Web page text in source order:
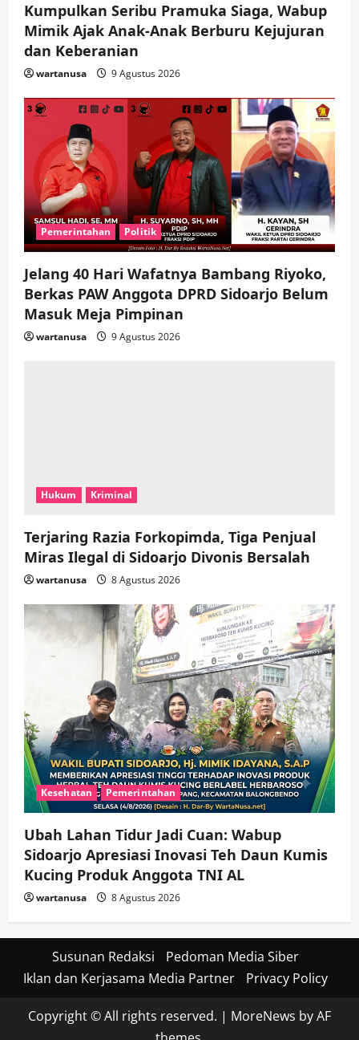
4
Tumplek Blek di Bazar Rakyat Jalan
Jambu, Borong Kuliner UMKM Sambil
Nonton Jaranan!
wartanusa
5
Pemkab Sidoarjo & Muhammadiyah
Sinergi Permudah Perizinan, Wakaf,
hingga Hibah
wartanusa 4 Agustus 2026
Kumpulkan Seribu Pramuka Siaga, Wabup
Mimik Ajak Anak-Anak Berburu Kejujuran
dan Keberanian
wartanusa 9 Agustus 2026
Pemerintahan Politik
Jelang 40 Hari Wafatnya Bambang Riyoko,
Berkas PAW Anggota DPRD Sidoarjo Belum
Masuk Meja Pimpinan ​
wartanusa 9 Agustus 2026
Hukum Kriminal
Terjaring Razia Forkopimda, Tiga Penjual
Miras Ilegal di Sidoarjo Divonis Bersalah
wartanusa 8 Agustus 2026
Kesehatan Pemerintahan
Ubah Lahan Tidur Jadi Cuan: Wabup
Sidoarjo Apresiasi Inovasi Teh Daun Kumis
Kucing Produk Anggota TNI AL
wartanusa 8 Agustus 2026
Susunan Redaksi
Pedoman Media Siber
Iklan dan Kerjasama Media Partner
Privacy Policy
Copyright © All rights reserved. | MoreNews by AF